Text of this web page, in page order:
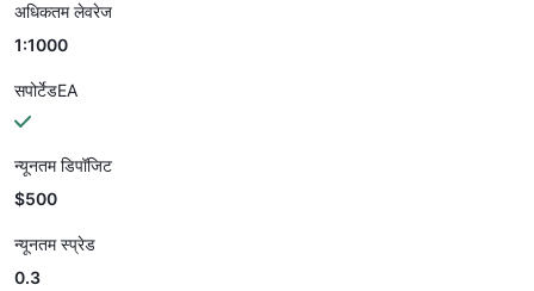
अधिकतम लेवरेज
1:1000
सपोर्टेडEA
न्यूनतम डिपॉजिट
$500
न्यूनतम स्प्रेड
0.3